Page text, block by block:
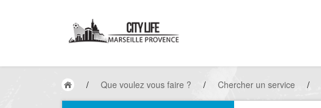
/ Que voulez vous faire ? / Chercher un service /